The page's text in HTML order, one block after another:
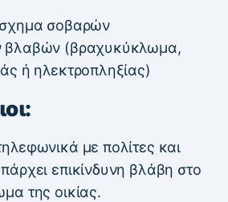
σοβαρών
βλαβών (βραχυκύκλωμα,
ή ηλεκτροπληξίας)
με πολίτες και
επικίνδυνη βλάβη στο
της οικίας.